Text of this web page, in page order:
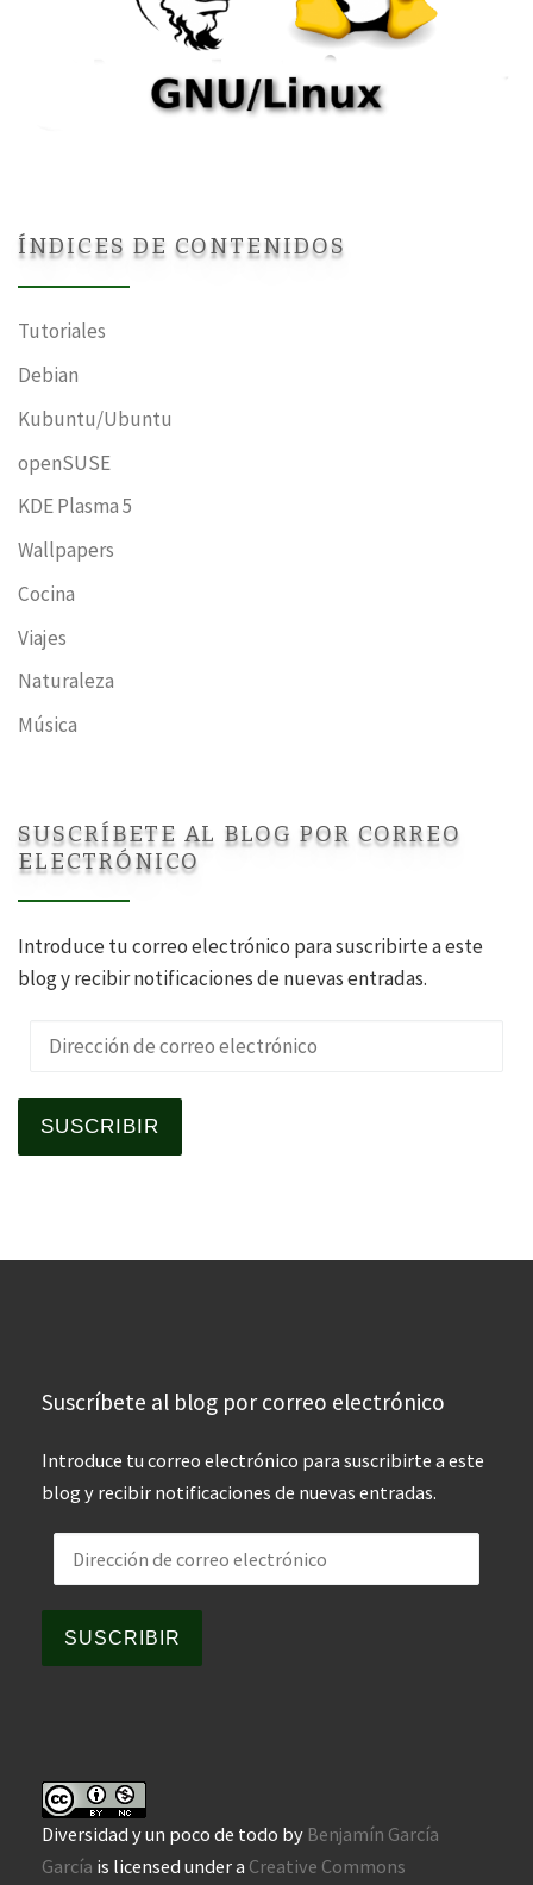
ÍNDICES DE CONTENIDOS
Tutoriales
Debian
Kubuntu/Ubuntu
openSUSE
KDE Plasma 5
Wallpapers
Cocina
Viajes
Naturaleza
Música
SUSCRÍBETE AL BLOG POR CORREO
ELECTRÓNICO
Introduce tu correo electrónico para suscribirte a este
blog y recibir notificaciones de nuevas entradas.
Dirección de correo electrónico
SUSCRIBIR
Suscríbete al blog por correo electrónico
Introduce tu correo electrónico para suscribirte a este
blog y recibir notificaciones de nuevas entradas.
Dirección de correo electrónico
SUSCRIBIR
Diversidad y un poco de todo by Benjamín García
García is licensed under a Creative Commons